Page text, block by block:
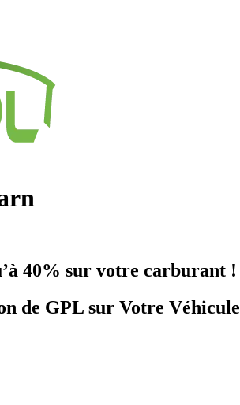
40% sur votre carburant !
de GPL sur Votre Véhicule